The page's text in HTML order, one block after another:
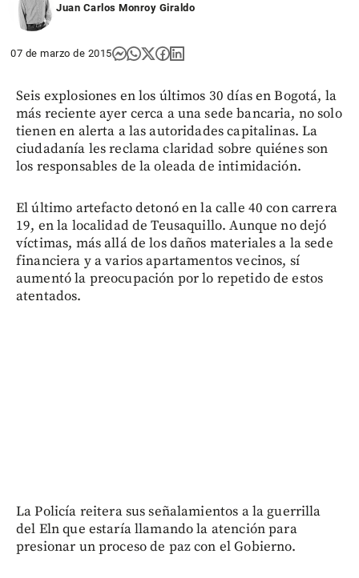
Juan Carlos Monroy Giraldo
07 de marzo de 2015
Seis explosiones en los últimos 30 días en Bogotá, la
más reciente ayer cerca a una sede bancaria, no solo
tienen en alerta a las autoridades capitalinas. La
ciudadanía les reclama claridad sobre quiénes son
los responsables de la oleada de intimidación.
El último artefacto detonó en la calle 40 con carrera
19, en la localidad de Teusaquillo. Aunque no dejó
víctimas, más allá de los daños materiales a la sede
financiera y a varios apartamentos vecinos, sí
aumentó la preocupación por lo repetido de estos
atentados.
La Policía reitera sus señalamientos a la guerrilla
del Eln que estaría llamando la atención para
presionar un proceso de paz con el Gobierno.